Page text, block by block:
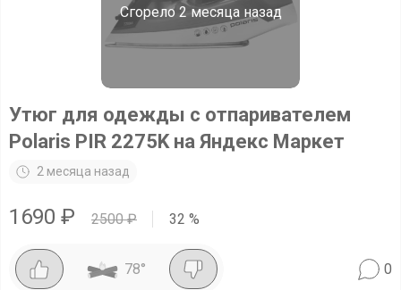
Сгорело 2 месяца назад
Утюг для одежды с отпаривателем
Polaris PIR 2275K на Яндекс Маркет
2 месяца назад
1690 ₽ 2500₽ 32 %
78° 0